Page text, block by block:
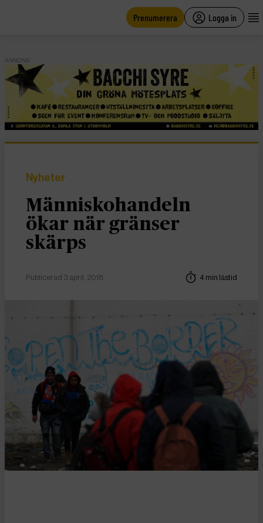
Prenumerera Logga in
ANNONS
Nyheter
Människohandeln
ökar när gränser
skärps
Publicerad 3 april, 2018 4 min lästid